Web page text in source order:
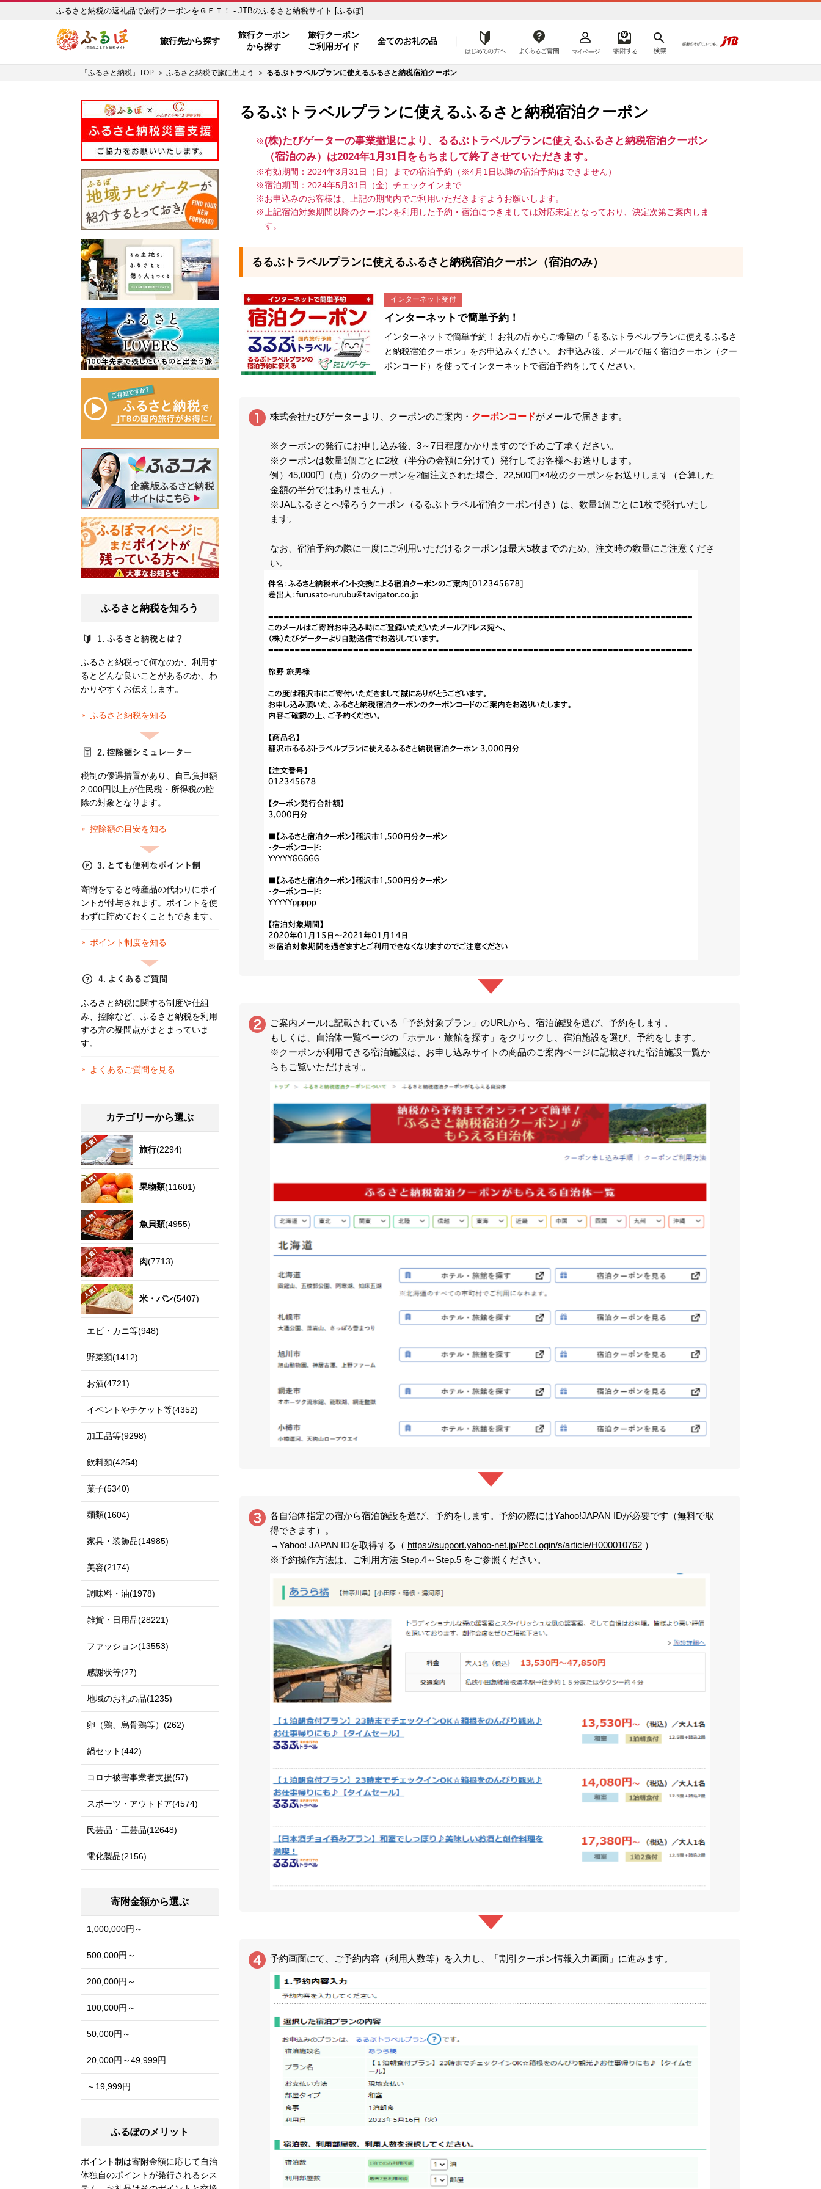
ふるさと納税の返礼品で旅行クーポンをＧＥＴ！ - JTBのふるさと納税サイト [ふるぽ]
旅行先から探す
旅行クーポン
から探す
旅行クーポン
ご利用ガイド
全てのお礼の品 はじめての方へ
「ふるさと納税」TOP ふるさと納税で旅に出よう るるぶトラベルプランに使えるふるさと納税宿泊クーポン
るるぶトラベルプランに使えるふるさと納税宿泊クーポン
(株)たびゲーターの事業撤退により、るるぶトラベルプランに使えるふるさと納税宿泊クーポン
（宿泊のみ）は2024年1月31日をもちまして終了させていただきます。
有効期間：2024年3月31日（日）までの宿泊予約（※4月1日以降の宿泊予約はできません）
宿泊期間：2024年5月31日（金）チェックインまで
お申込みのお客様は、上記の期間内でご利用いただきますようお願いします。
上記宿泊対象期間以降のクーポンを利用した予約・宿泊につきましては対応未定となっており、決定次第ご案内しま
す。
るるぶトラベルプランに使えるふるさと納税宿泊クーポン（宿泊のみ）
インターネット受付
インターネットで簡単予約！
インターネットで簡単予約！ お礼の品からご希望の「るるぶトラベルプランに使えるふるさ
と納税宿泊クーポン」をお申込みください。 お申込み後、メールで届く宿泊クーポン（クー
ポンコード）を使ってインターネットで宿泊予約をしてください。
株式会社たびゲーターより、クーポンのご案内・ クーポンコードがメールで届きます。
※クーポンの発行にお申し込み後、3～7日程度かかりますので予めご了承ください。
※クーポンは数量1個ごとに2枚（半分の金額に分けて）発行してお客様へお送りします。
例）45,000円（点）分のクーポンを2個注文された場合、22,500円×4枚のクーポンをお送りします（合算した
金額の半分ではありません）。
※JALふるさとへ帰ろうクーポン（るるぶトラベル宿泊クーポン付き）は、数量1個ごとに1枚で発行いたし
ます。
なお、宿泊予約の際に一度にご利用いただけるクーポンは最大5枚までのため、注文時の数量にご注意くださ
い。
ご案内メールに記載されている「予約対象プラン」のURLから、宿泊施設を選び、予約をします。
もしくは、自治体一覧ページの「ホテル・旅館を探す」をクリックし、宿泊施設を選び、予約をします。
※クーポンが利用できる宿泊施設は、お申し込みサイトの商品のご案内ページに記載された宿泊施設一覧か
らもご覧いただけます。
各自治体指定の宿から宿泊施設を選び、予約をします。予約の際にはYahoo!JAPAN IDが必要です（無料で取
得できます）。
→Yahoo! JAPAN IDを取得する（ https://support.yahoo-net.jp/PccLogin/s/article/H000010762 ）
※予約操作方法は、ご利用方法 Step.4～Step.5 をご参照ください。
予約画面にて、ご予約内容（利用人数等）を入力し、「割引クーポン情報入力画面」に進みます。
ふるさと納税を知ろう
ふるさと納税って何なのか、利用す
るとどんな良いことがあるのか、わ
かりやすくお伝えします。
ふるさと納税を知る
税制の優遇措置があり、自己負担額
2,000円以上が住民税・所得税の控
除の対象となります。
控除額の目安を知る
寄附をすると特産品の代わりにポイ
ントが付与されます。ポイントを使
わずに貯めておくこともできます。
ポイント制度を知る
ふるさと納税に関する制度や仕組
み、控除など、ふるさと納税を利用
する方の疑問点がまとまっていま
す。
よくあるご質問を見る
カテゴリーから選ぶ
旅行(2294)
果物類(11601)
魚貝類(4955)
肉(7713)
米・パン(5407)
エビ・カニ等(948)
野菜類(1412)
お酒(4721)
イベントやチケット等(4352)
加工品等(9298)
飲料類(4254)
菓子(5340)
麺類(1604)
家具・装飾品(14985)
美容(2174)
調味料・油(1978)
雑貨・日用品(28221)
ファッション(13553)
感謝状等(27)
地域のお礼の品(1235)
卵（鶏、烏骨鶏等）(262)
鍋セット(442)
コロナ被害事業者支援(57)
スポーツ・アウトドア(4574)
民芸品・工芸品(12648)
電化製品(2156)
寄附金額から選ぶ
1,000,000円～
500,000円～
200,000円～
100,000円～
50,000円～
20,000円～49,999円
～19,999円
ふるぽのメリット
ポイント制は寄附金額に応じて自治
体独自のポイントが発行されるシス